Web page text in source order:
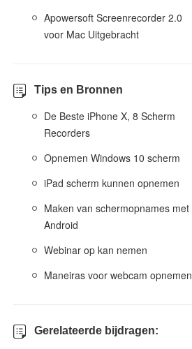
Apowersoft Screenrecorder 2.0
voor Mac Uitgebracht
Tips en Bronnen
De Beste iPhone X, 8 Scherm
Recorders
Opnemen Windows 10 scherm
iPad scherm kunnen opnemen
Maken van schermopnames met
Android
Webinar op kan nemen
Maneiras voor webcam opnemen
Gerelateerde bijdragen: